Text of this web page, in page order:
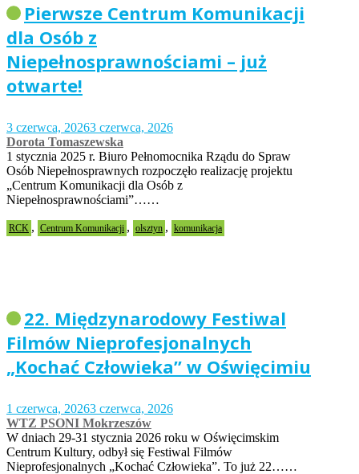
Pierwsze Centrum Komunikacji
dla Osób z
Niepełnosprawnościami – już
otwarte!
3 czerwca, 20263 czerwca, 2026
Dorota Tomaszewska
1 stycznia 2025 r. Biuro Pełnomocnika Rządu do Spraw
Osób Niepełnosprawnych rozpoczęło realizację projektu
„Centrum Komunikacji dla Osób z
Niepełnosprawnościami”……
RCK , Centrum Komunikacji , olsztyn , komunikacja
22. Międzynarodowy Festiwal
Filmów Nieprofesjonalnych
„Kochać Człowieka” w Oświęcimiu
1 czerwca, 20263 czerwca, 2026
WTZ PSONI Mokrzeszów
W dniach 29-31 stycznia 2026 roku w Oświęcimskim
Centrum Kultury, odbył się Festiwal Filmów
Nieprofesjonalnych „Kochać Człowieka”. To już 22……